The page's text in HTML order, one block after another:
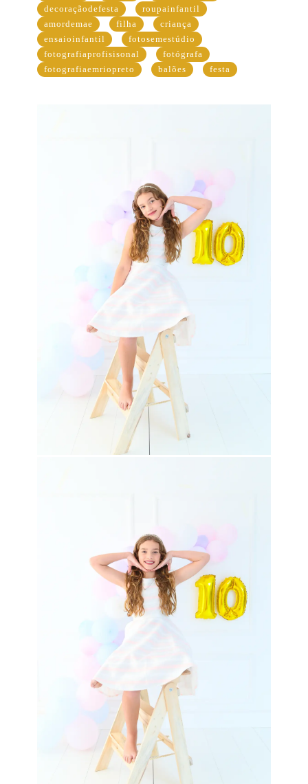
decoraçãodefesta
roupainfantil
amordemae
filha
criança
ensaioinfantil
fotosemestúdio
fotografiaprofisisonal
fotógrafa
fotografiaemriopreto
balões festa